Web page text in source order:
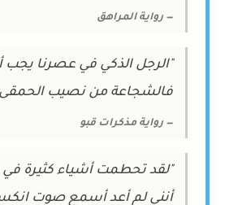
— رواية المراهق
"الرجل الذكي في عصرنا يجب
فالشجاعة من نصيب
— رواية مذكرات قبو
"لقد تحطمت أشياء كثيرة في
أنني لم أعد أسمع صوت